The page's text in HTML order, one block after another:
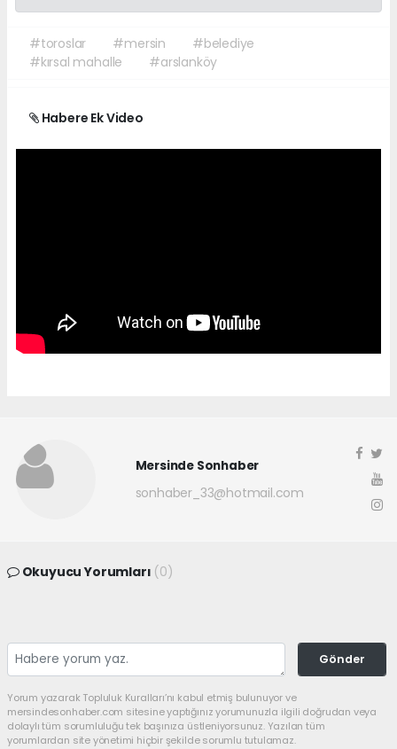
#toroslar #mersin
#belediye
#kırsal mahalle
#arslanköy
Habere Ek Video
Mersinde Sonhaber
sonhaber_33@hotmail.com
Okuyucu Yorumları (0)
Gönder
Yorum yazarak Topluluk Kuralları’nı kabul etmiş bulunuyor ve
mersindesonhaber.com sitesine yaptığınız yorumunuzla ilgili doğrudan veya
dolaylı tüm sorumluluğu tek başınıza üstleniyorsunuz. Yazılan tüm
yorumlardan site yönetimi hiçbir şekilde sorumlu tutulamaz.